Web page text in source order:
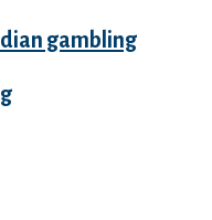
gambling